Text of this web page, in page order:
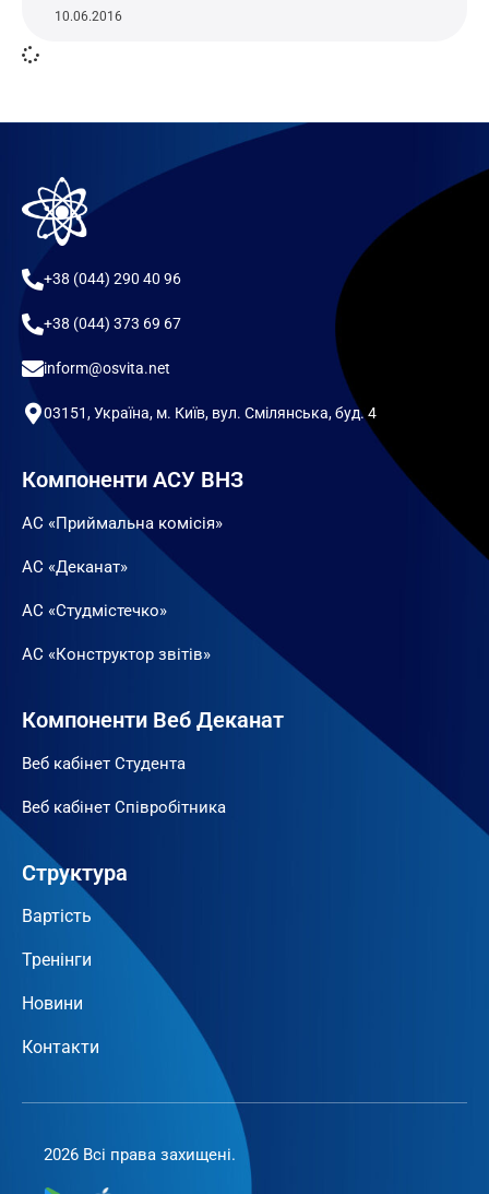
10.06.2016
+38 (044) 290 40 96
+38 (044) 373 69 67
inform@osvita.net
03151, Україна, м. Київ, вул. Смілянська, буд. 4
Компоненти АСУ ВНЗ
АС «Приймальна комісія»
АС «Деканат»
АС «Студмістечко»
АС «Конструктор звітів»
Компоненти Веб Деканат
Веб кабінет Студента
Веб кабінет Співробітника
Структура
Вартість
Тренінги
Новини
Контакти
2026 Всі права захищені.